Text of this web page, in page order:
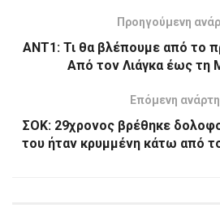
Προηγούμενη
ΑΝΤ1: Τι θα βλέπουμε από το
Από τον Λιάγκα έως τη
Επόμενη
ΣΟΚ: 29χρονος βρέθηκε
του ήταν κρυμμένη κάτω από